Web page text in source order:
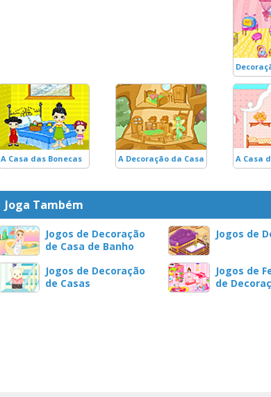
A Casa das Bonecas A Decoração da Casa na ÁrvoreA Casa
Joga Também
Jogos de Decoração
de Casa de Banho
Jogos de
Jogos de Decoração
de Casas
Jogos de
de